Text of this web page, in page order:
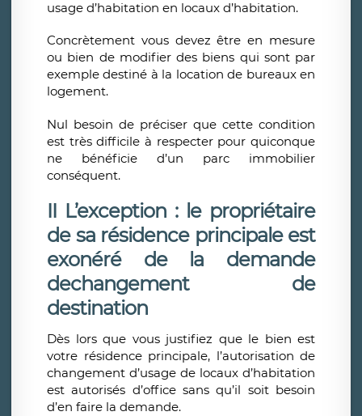
usage d’habitation en locaux d’habitation.
Concrètement vous devez être en mesure
ou bien de modifier des biens qui sont par
exemple destiné à la location de bureaux en
logement.
Nul besoin de préciser que cette condition
est très difficile à respecter pour quiconque
ne bénéficie d’un parc immobilier
conséquent.
II L’exception : le propriétaire
de sa résidence principale est
exonéré de la demande
dechangementde
destination
Dès lors que vous justifiez que le bien est
votre résidence principale, l’autorisation de
changement d’usage de locaux d’habitation
est autorisés d’office sans qu’il soit besoin
d’en faire la demande.